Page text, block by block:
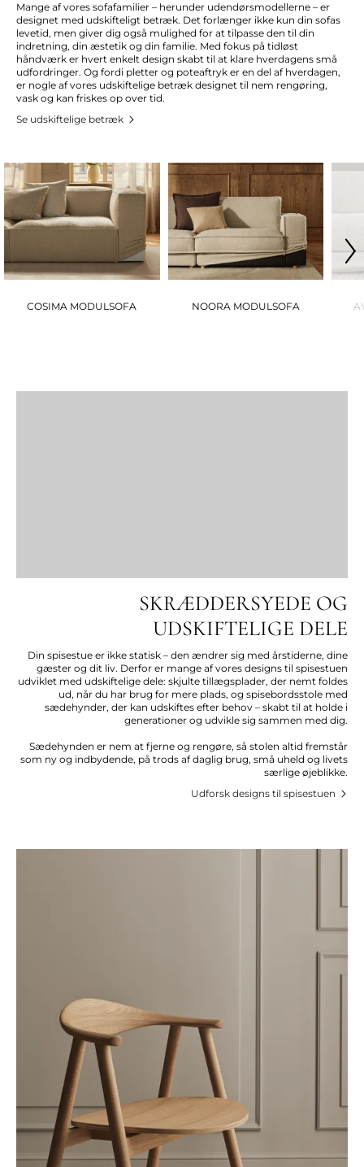
Mange af vores sofafamilier – herunder udendørsmodellerne – er
designet med udskifteligt betræk. Det forlænger ikke kun din sofas
levetid, men giver dig også mulighed for at tilpasse den til din
indretning, din æstetik og din familie. Med fokus på tidløst
håndværk er hvert enkelt design skabt til at klare hverdagens små
udfordringer. Og fordi pletter og poteaftryk er en del af hverdagen,
er nogle af vores udskiftelige betræk designet til nem rengøring,
vask og kan friskes op over tid.
Se udskiftelige betræk
COSIMA MODULSOFA NOORA MODULSOFA
SKRÆDDERSYEDE OG
UDSKIFTELIGE DELE
Din spisestue er ikke statisk – den ændrer sig med årstiderne, dine
gæster og dit liv. Derfor er mange af vores designs til spisestuen
udviklet med udskiftelige dele: skjulte tillægsplader, der nemt foldes
ud, når du har brug for mere plads, og spisebordsstole med
sædehynder, der kan udskiftes efter behov – skabt til at holde i
generationer og udvikle sig sammen med dig.
Sædehynden er nem at fjerne og rengøre, så stolen altid fremstår
som ny og indbydende, på trods af daglig brug, små uheld og livets
særlige øjeblikke.
Udforsk designs til spisestuen